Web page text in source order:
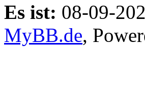
Es ist: 08-09-
MyBB.de,